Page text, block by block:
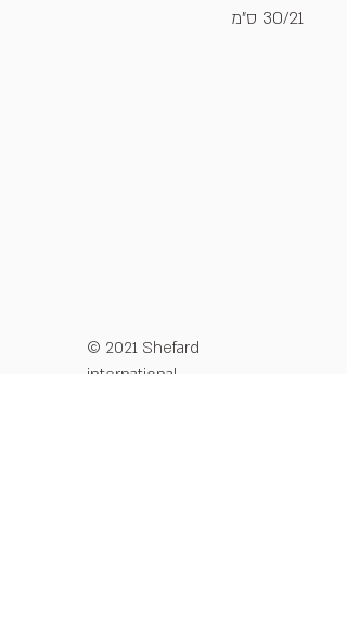
30/21 ס"מ
© 2021 Shefard
international